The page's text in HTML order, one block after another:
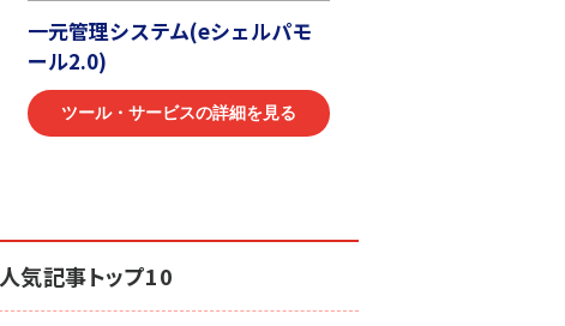
人気記事トップ10